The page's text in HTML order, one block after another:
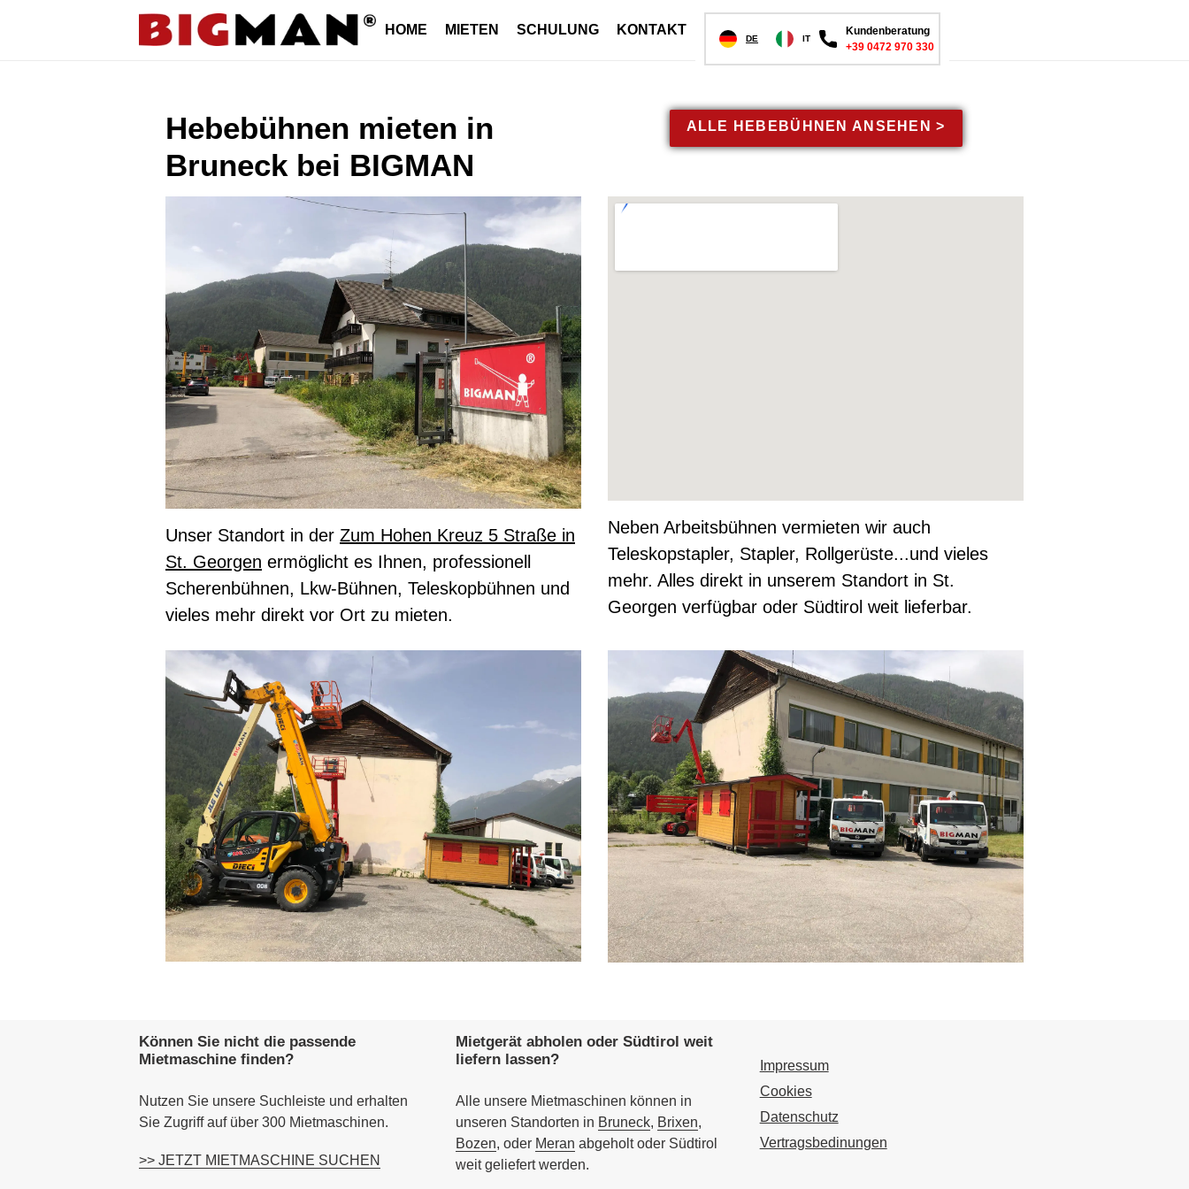
HOME MIETEN SCHULUNG KONTAKT
DE IT
Kundenberatung
+39 0472 970 330
Hebebühnen mieten in
Bruneck bei BIGMAN
Unser Standort in der Zum Hohen Kreuz 5 Straße in
St. Georgen ermöglicht es Ihnen, professionell
Scherenbühnen, Lkw-Bühnen, Teleskopbühnen und
vieles mehr direkt vor Ort zu mieten.
ALLE HEBEBÜHNEN ANSEHEN >
Neben Arbeitsbühnen vermieten wir auch
Teleskopstapler, Stapler, Rollgerüste...und vieles
mehr. Alles direkt in unserem Standort in St.
Georgen verfügbar oder Südtirol weit lieferbar.
Können Sie nicht die passende
Mietmaschine finden?
Nutzen Sie unsere Suchleiste und erhalten
Sie Zugriff auf über 300 Mietmaschinen.
>> JETZT MIETMASCHINE SUCHEN
Mietgerät abholen oder Südtirol weit
liefern lassen?
Alle unsere Mietmaschinen können in
unseren Standorten in Bruneck, Brixen,
Bozen, oder Meran abgeholt oder Südtirol
weit geliefert werden.
Impressum
Cookies
Datenschutz
Vertragsbedinungen